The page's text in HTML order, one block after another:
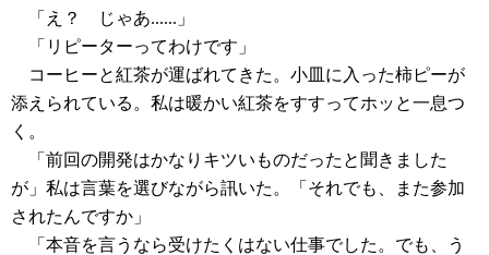
「え？ じゃあ......」
「リピーターってわけです」
コーヒーと紅茶が運ばれてきた。小皿に入った柿ピーが
添えられている。私は暖かい紅茶をすすってホッと一息つ
く。
「前回の開発はかなりキツいものだったと聞きました
が」私は言葉を選びながら訊いた。「それでも、また参加
されたんですか」
「本音を言うなら受けたくはない仕事でした。でも、う